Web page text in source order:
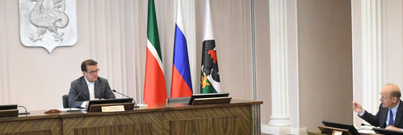
«Мы начали
инфраструктуру
для многодетных семей»
В Казани выбрали лучшего
общественного воспитателя 2026 года
03/08/2026